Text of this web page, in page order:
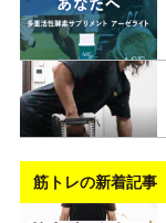
筋トレの新着記事